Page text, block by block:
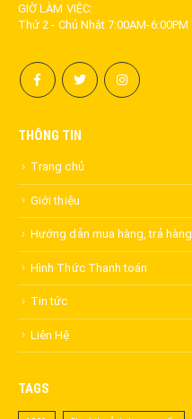
GIỜ LÀM VIỆC:
Thứ 2 - Chủ Nhật 7:00AM-6:00PM
THÔNG TIN
Trang chủ
Giới thiệu
Hướng dẫn mua hàng, trả hàng
Hình Thức Thanh toán
Tin tức
Liên Hệ
TAGS